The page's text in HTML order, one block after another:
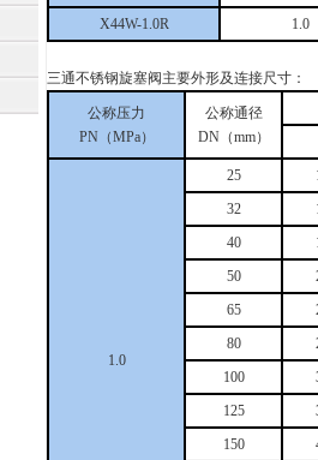
X44W-1.0R
1.0
三通不锈钢旋塞阀主要外形及连接尺寸：
公称压力
PN（MPa）
公称通径
DN（mm）
1.0
25
32
40
50
65
80
100
125
150